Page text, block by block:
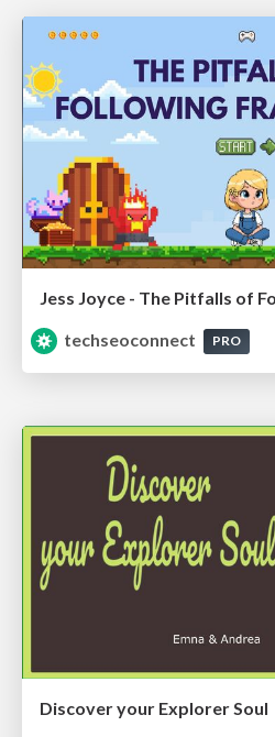
Jess Joyce - The Pitfalls of
techseoconnect
PRO
Discover your Explorer Soul